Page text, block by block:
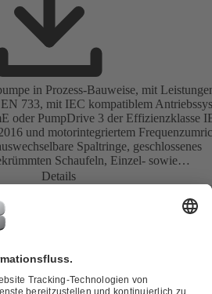
in Prozess-Bauweise, mit
733, mit IEC kompatiblem
oder PumpDrive 3 der Effizienzklasse
und motorintegriertem
Spaltringe, geschlossenes
Schaufeln, Einzel- sowie
nach EN 12756, Welle im Bereich der
Wellenschutzhülse. Die
eine Demontage der Kupplung, der
ohne dass das Pumpengehäuse von
muss. Befestigungspunkte
Effizienzanforderungen der ErP
Details